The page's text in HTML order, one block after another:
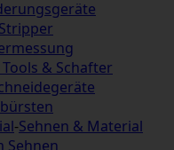
& Schafter
-Sehnen & Material
Sehnen